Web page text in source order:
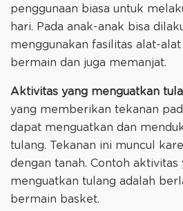
penggunaan biasa untuk
hari. Pada anak-anak bisa
menggunakan fasilitas alat-
bermain dan juga memanjat.
Aktivitas yang menguatkan
yang memberikan tekanan
dapat menguatkan dan
tulang. Tekanan ini muncul
dengan tanah. Contoh aktivitas
menguatkan tulang adalah
bermain basket.